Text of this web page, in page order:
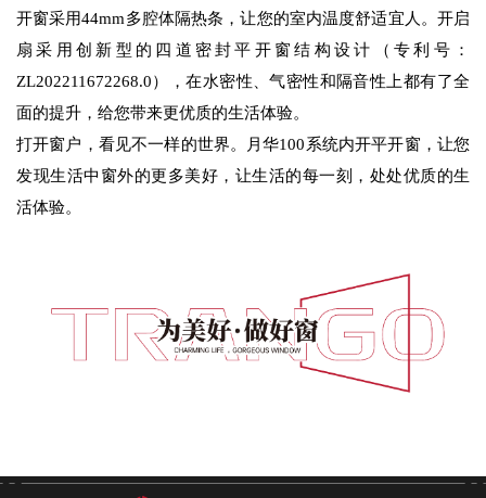
开窗采用44mm多腔体隔热条，让您的室内温度舒适宜人。开启
扇采用创新型的四道密封平开窗结构设计（专利号：
ZL202211672268.0），在水密性、气密性和隔音性上都有了全
面的提升，给您带来更优质的生活体验。
打开窗户，看见不一样的世界。月华100系统内开平开窗，让您
发现生活中窗外的更多美好，让生活的每一刻，处处优质的生
活体验。